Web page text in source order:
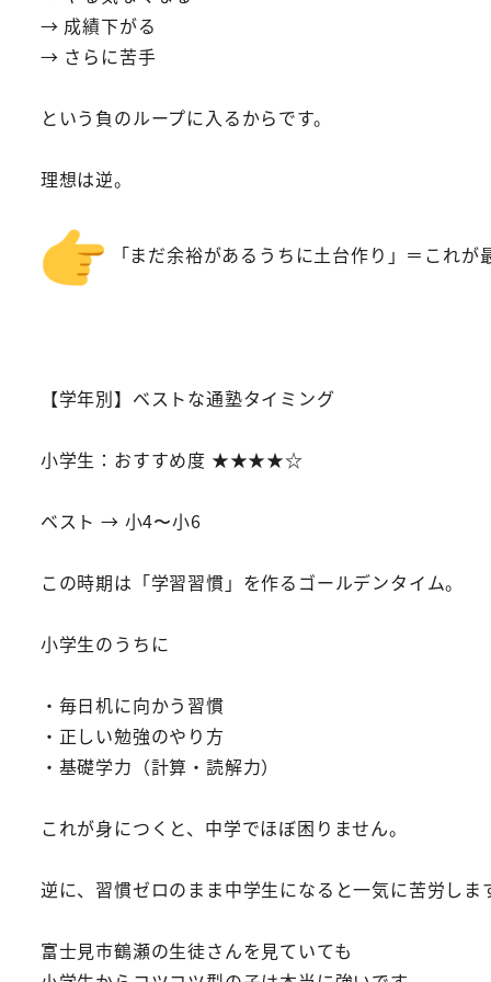
→ 成績下がる
→ さらに苦手
という負のループに入るからです。
理想は逆。
「まだ余裕があるうちに土台作り」＝これが
【学年別】ベストな通塾タイミング
小学生：おすすめ度 ★★★★☆
ベスト → 小4〜小6
この時期は「学習習慣」を作るゴールデンタイム。
小学生のうちに
・毎日机に向かう習慣
・正しい勉強のやり方
・基礎学力（計算・読解力）
これが身につくと、中学でほぼ困りません。
逆に、習慣ゼロのまま中学生になると一気に苦労しま
富士見市鶴瀬の生徒さんを見ていても